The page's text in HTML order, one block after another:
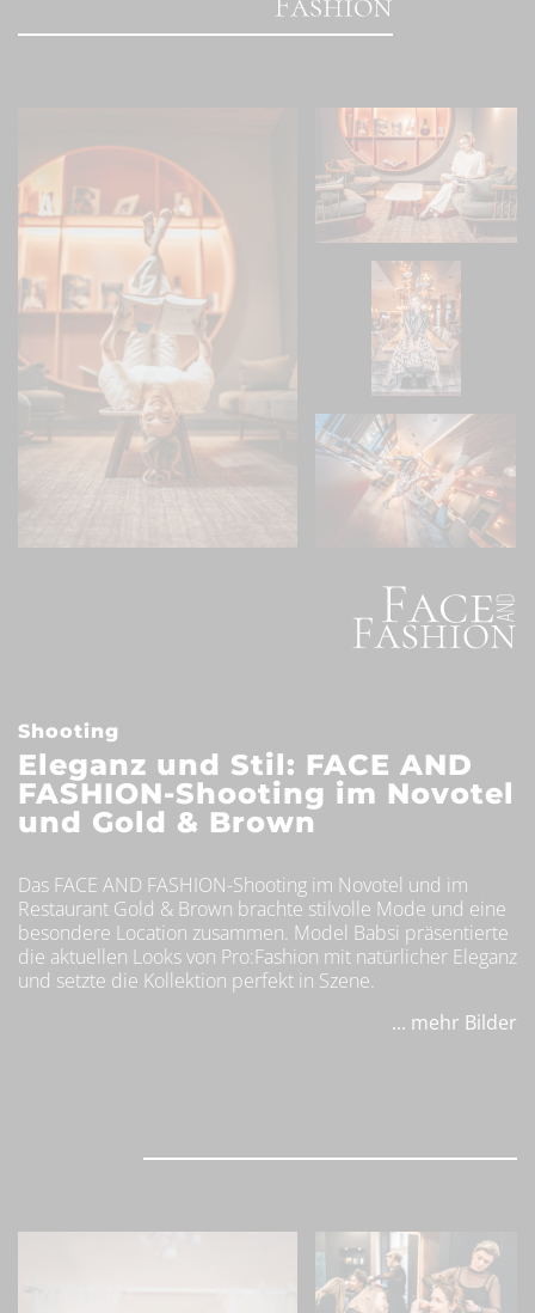
Shooting
Eleganz und Stil: FACE AND
FASHION-Shooting im Novotel
und Gold & Brown
Das FACE AND FASHION-Shooting im Novotel und im
Restaurant Gold & Brown brachte stilvolle Mode und eine
besondere Location zusammen. Model Babsi präsentierte
die aktuellen Looks von Pro:Fashion mit natürlicher Eleganz
und setzte die Kollektion perfekt in Szene.
... mehr Bilder